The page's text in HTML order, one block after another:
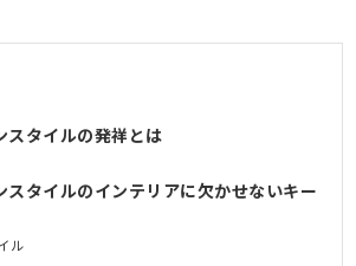
スタイルの発祥とは
スタイルのインテリアに欠かせないキー
ル